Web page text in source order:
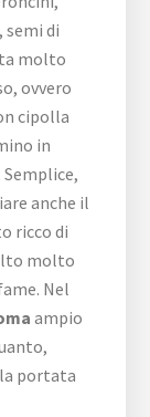
semi di
molto
ovvero
cipolla
in
anche il
ricco di
molto
Nel
ampio
portata